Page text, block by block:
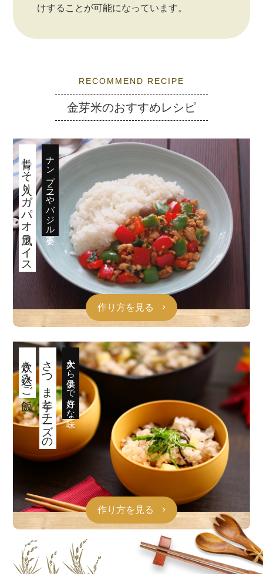
けすることが可能になっています。
RECOMMEND RECIPE
金芽米のおすすめレシピ
ナンプラーやバジル不要
青じそ入りガパオ風ライス
作り方を見る
大人から子供まで好きな味
さつま芋とチーズの
炊き込みご飯
作り方を見る